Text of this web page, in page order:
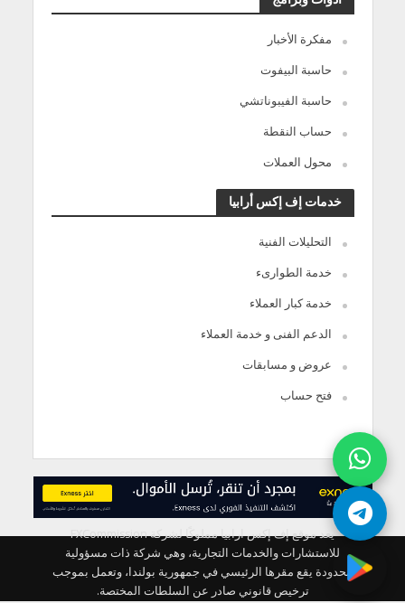
مفكرة الأخبار
حاسبة البيفوت
حاسبة الفيبوناتشي
حساب النقطة
محول العملات
خدمات إف إكس أرابيا
التحليلات الفنية
خدمة الطوارىء
خدمة كبار العملاء
الدعم الفنى و خدمة العملاء
عروض و مسابقات
فتح حساب
يعد موقع إف إكس ارابيا مملوكًا لشركة FXCommission
للاستشارات والخدمات التجارية، وهي شركة ذات مسؤولية
محدودة يقع مقرها الرئيسي في جمهورية بولندا، وتعمل بموجب
ترخيص قانوني صادر عن السلطات المختصة.